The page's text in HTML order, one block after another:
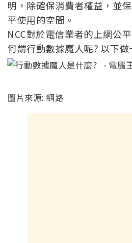
明，除確保消費者權益，並
平使用的空間。
NCC對於電信業者的上網公
何謂行動數據魔人呢? 以下做
圖片來源: 網路